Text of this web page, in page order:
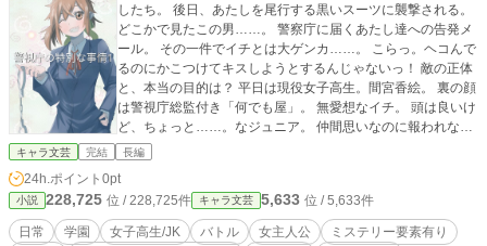
したち。 後日、あたしを尾行する黒いスーツに襲撃される。
どこかで見たこの男……。 警察庁に届くあたし達への告発メ
ール。 その一件でイチとは大ゲンカ……。 こらっ。ヘコんで
るのにかこつけてキスしようとするんじゃないっ！ 敵の正体
と、本当の目的は？ 平日は現役女子高生。間宮香絵。 裏の顔
は警視庁総監付き「何でも屋」。 無愛想なイチ。 頭は良いけ
ど、ちょっと……。なジュニア。 仲間思いなのに報われない
カイリ（厨二ぎみ）。 世話のやけるメンバーに悩みの絶えな
に。毎日バタバタ騒がしい！ アクション、バトルシーン有
り。 こだわりのバトルをお届けします！
キャラ文芸 完結 長編
24h.ポイント 0pt
小説 228,725 位 / 228,725件 キャラ文芸 5,633 位 / 5,633件
日常 学園 女子高生/JK バトル 女主人公
ミステリー要素有り